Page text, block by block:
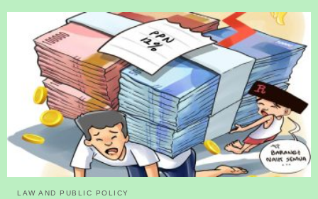
LAW AND PUBLIC POLICY